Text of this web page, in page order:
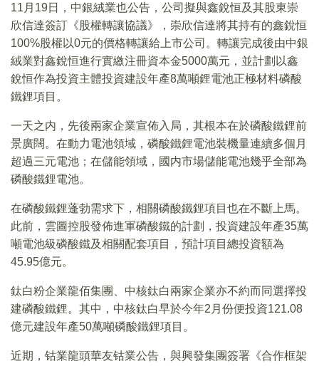
11月19日，中銀絨業也公告，公司擬與鑫銳恒及其股東崇
欣信達簽訂《股權轉讓協議》，崇欣信達將其持有的鑫銳恒
100%股權以0元的價格轉讓給上市公司。轉讓完成後由中銀
絨業對鑫銳恒進行實繳注冊資本金5000萬元，並計劃以鑫
銳恒作為投資主體投資建設年產8萬噸鋰電池正極材料磷酸
鐵鋰項目。
一天之内，先後兩家企業宣佈入局，其根本在於磷酸鐵鋰前
景廣闊。在動力電池領域，磷酸鐵鋰電池裝機量連續多個月
超過三元電池；在儲能領域，國内市場儲能電池幾乎全部為
磷酸鐵鋰電池。
在磷酸鐵鋰蓬勃需求下，相關磷酸鐵鋰項目也在不斷上馬。
此前，雲圖控股發佈進軍磷酸鐵的計劃，投資建設年產35萬
噸電池級磷酸鐵及相關配套項目，預計項目總投資額為
45.95億元。
鈦白粉企業龍佰集團、中核鈦白兩家企業亦不約而同選擇投
建磷酸鐵鋰。其中，中核鈦白早於今年2月份便投資121.08
億元建設年產50萬噸磷酸鐵鋰項目。
近期，钴業龍頭華友钴業公告，與興發集團簽署《合作框架